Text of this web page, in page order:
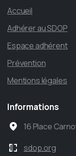
Accueil
Adhérer au SDOP
Espace adhérent
Prévention
Mentions légales
Informations
16 Place
sdop.org